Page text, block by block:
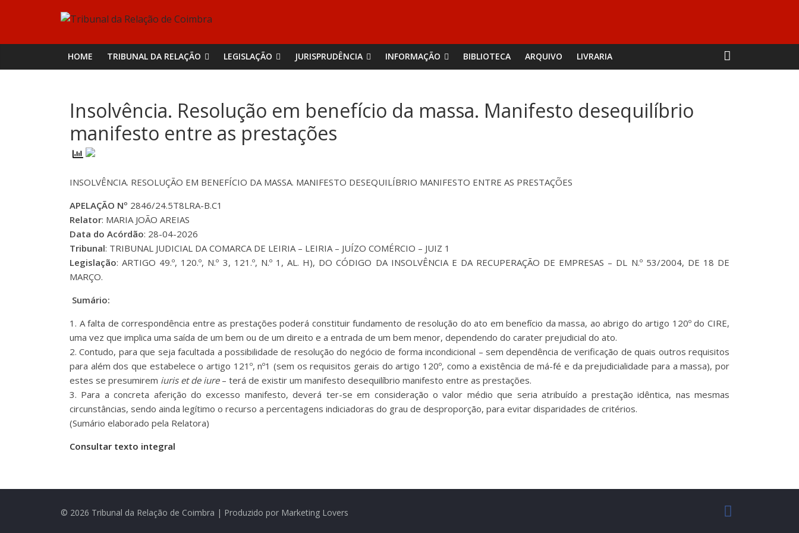
Tribunal
da
Relação
de
Coimbra
HOME TRIBUNAL DA RELAÇÃO LEGISLAÇÃO JURISPRUDÊNCIA INFORMAÇÃO BIBLIOTECA ARQUIVO LIVRARIA
Insolvência. Resolução em benefício da massa. Manifesto desequilíbrio
manifesto entre as prestações
INSOLVÊNCIA. RESOLUÇÃO EM BENEFÍCIO DA MASSA. MANIFESTO DESEQUILÍBRIO MANIFESTO ENTRE AS PRESTAÇÕES
APELAÇÃO Nº 2846/24.5T8LRA-B.C1
Relator: MARIA JOÃO AREIAS
Data do Acórdão: 28-04-2026
Tribunal: TRIBUNAL JUDICIAL DA COMARCA DE LEIRIA – LEIRIA – JUÍZO COMÉRCIO – JUIZ 1
Legislação: ARTIGO 49.º, 120.º, N.º 3, 121.º, N.º 1, AL. H), DO CÓDIGO DA INSOLVÊNCIA E DA RECUPERAÇÃO DE EMPRESAS – DL N.º 53/2004, DE 18 DE
MARÇO.
Sumário:
1. A falta de correspondência entre as prestações poderá constituir fundamento de resolução do ato em benefício da massa, ao abrigo do artigo 120º do CIRE,
uma vez que implica uma saída de um bem ou de um direito e a entrada de um bem menor, dependendo do carater prejudicial do ato.
2. Contudo, para que seja facultada a possibilidade de resolução do negócio de forma incondicional – sem dependência de verificação de quais outros requisitos
para além dos que estabelece o artigo 121º, nº1 (sem os requisitos gerais do artigo 120º, como a existência de má-fé e da prejudicialidade para a massa), por
estes se presumirem iuris et de iure– terá de existir um manifesto desequilíbrio manifesto entre as prestações.
3. Para a concreta aferição do excesso manifesto, deverá ter-se em consideração o valor médio que seria atribuído a prestação idêntica, nas mesmas
circunstâncias, sendo ainda legítimo o recurso a percentagens indiciadoras do grau de desproporção, para evitar disparidades de critérios.
(Sumário elaborado pela Relatora)
Consultar texto integral
© 2026 Tribunal da Relação de Coimbra | Produzido por Marketing Lovers